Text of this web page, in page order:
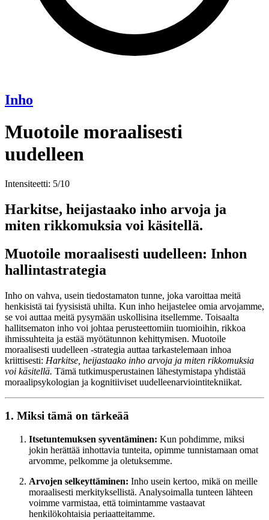
Inho
Muotoile moraalisesti
uudelleen
Intensiteetti: 5/10
Harkitse, heijastaako inho arvoja ja
miten rikkomuksia voi käsitellä.
Muotoile moraalisesti uudelleen: Inhon
hallintastrategia
Inho on vahva, usein tiedostamaton tunne, joka varoittaa meitä
henkisistä tai fyysisistä uhilta. Kun inho heijastelee omia arvojamme,
se voi auttaa meitä pysymään uskollisina itsellemme. Toisaalta
hallitsematon inho voi johtaa perusteettomiin tuomioihin, rikkoa
ihmissuhteita ja estää myötätunnon kehittymisen. Muotoile
moraalisesti uudelleen -strategia auttaa tarkastelemaan inhoa
kriittisesti: Harkitse, heijastaako inho arvoja ja miten rikkomuksia
voi käsitellä. Tämä tutkimusperustainen lähestymistapa yhdistää
moraalipsykologian ja kognitiiviset uudelleenarviointitekniikat.
1. Miksi tämä on tärkeää
Itsetuntemuksen syventäminen: Kun pohdimme, miksi
jokin herättää inhottavia tunteita, opimme tunnistamaan omat
arvomme, pelkomme ja oletuksemme.
Arvojen selkeyttäminen: Inho usein kertoo, mikä on meille
moraalisesti merkityksellistä. Analysoimalla tunteen lähteen
voimme varmistaa, että toimintamme vastaavat
henkilökohtaisia periaatteitamme.